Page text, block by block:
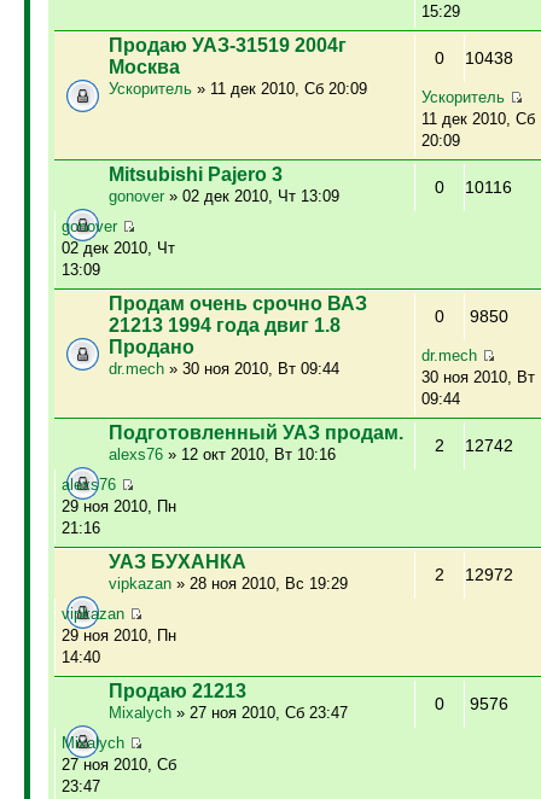
15:29
Продаю УАЗ-31519 2004г
Москва
Ускоритель» 11 дек 2010, Сб 20:09
0 10438
Ускоритель
11 дек 2010, Сб
20:09
Mitsubishi Pajero 3
gonover» 02 дек 2010, Чт 13:09 0 10116
gonover
02 дек 2010, Чт
13:09
Продам очень срочно ВАЗ
21213 1994 года двиг 1.8
Продано
dr.mech» 30 ноя 2010, Вт 09:44
0 9850
dr.mech
30 ноя 2010, Вт
09:44
Подготовленный УАЗ продам.
alexs76» 12 окт 2010, Вт 10:16 2 12742
alexs76
29 ноя 2010, Пн
21:16
УАЗ БУХАНКА
vipkazan» 28 ноя 2010, Вс 19:29 2 12972
vipkazan
29 ноя 2010, Пн
14:40
Продаю 21213
Mixalych» 27 ноя 2010, Сб 23:47 0 9576
Mixalych
27 ноя 2010, Сб
23:47